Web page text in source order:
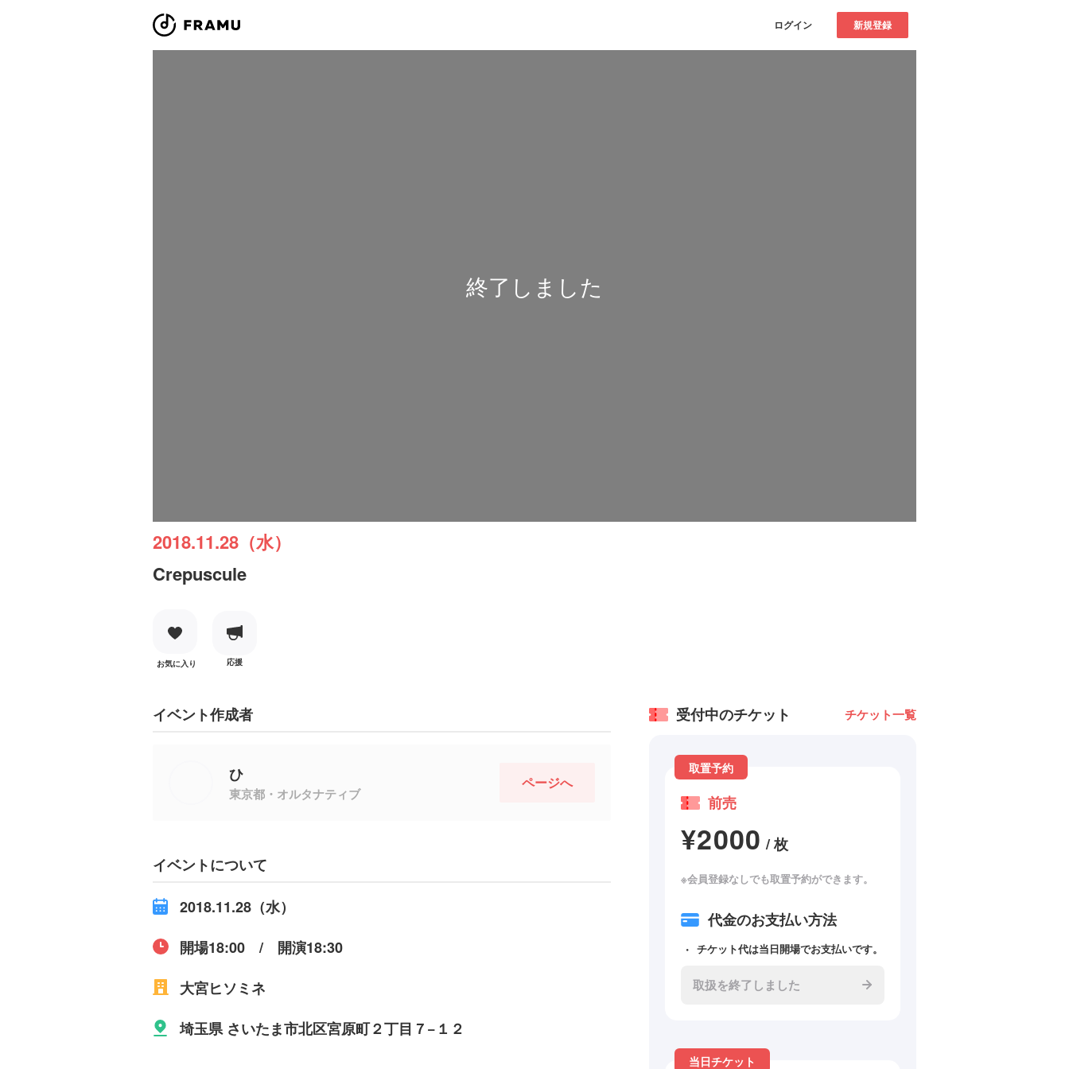
ログイン 新規登録
終了しました
2018.11.28（水）
Crepuscule
お気に入り 応援
イベント作成者
ひ
東京都・オルタナティブ
ページへ
イベントについて
2018.11.28（水）
開場18:00 / 開演18:30
大宮ヒソミネ
埼玉県 さいたま市北区宮原町２丁目７−１２
受付中のチケット チケット一覧
取置予約
前売
¥2000 / 枚
※会員登録なしでも取置予約ができます。
代金のお支払い方法
チケット代は当日開場でお支払いです。
取扱を終了しました
当日チケット